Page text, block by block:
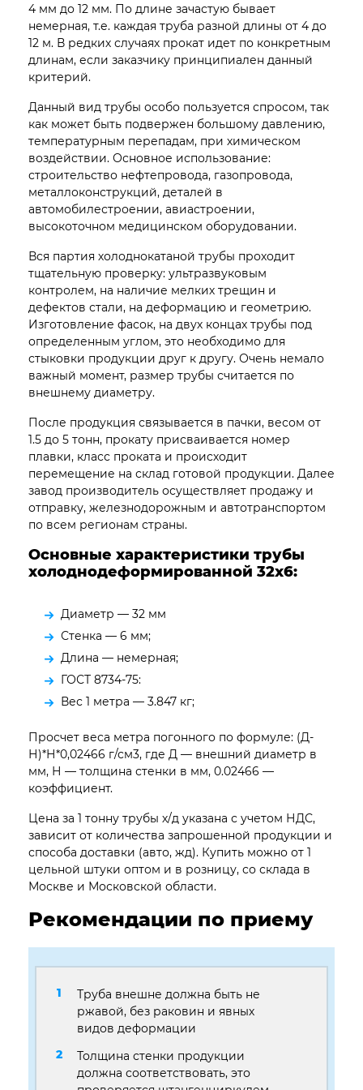
4 мм до 12 мм. По длине зачастую бывает
немерная, т.е. каждая труба разной длины от 4 до
12 м. В редких случаях прокат идет по конкретным
длинам, если заказчику принципиален данный
критерий.
Данный вид трубы особо пользуется спросом, так
как может быть подвержен большому давлению,
температурным перепадам, при химическом
воздействии. Основное использование:
строительство нефтепровода, газопровода,
металлоконструкций, деталей в
автомобилестроении, авиастроении,
высокоточном медицинском оборудовании.
Вся партия холоднокатаной трубы проходит
тщательную проверку: ультразвуковым
контролем, на наличие мелких трещин и
дефектов стали, на деформацию и геометрию.
Изготовление фасок, на двух концах трубы под
определенным углом, это необходимо для
стыковки продукции друг к другу. Очень немало
важный момент, размер трубы считается по
внешнему диаметру.
После продукция связывается в пачки, весом от
1.5 до 5 тонн, прокату присваивается номер
плавки, класс проката и происходит
перемещение на склад готовой продукции. Далее
завод производитель осуществляет продажу и
отправку, железнодорожным и автотранспортом
по всем регионам страны.
Основные характеристики трубы
холоднодеформированной 32х6:
Диаметр — 32 мм
Стенка — 6 мм;
Длина — немерная;
ГОСТ 8734-75:
Вес 1 метра — 3.847 кг;
Просчет веса метра погонного по формуле: (Д-
Н)*Н*0,02466 г/см3, где Д — внешний диаметр в
мм, Н — толщина стенки в мм, 0.02466 —
коэффициент.
Цена за 1 тонну трубы х/д указана с учетом НДС,
зависит от количества запрошенной продукции и
способа доставки (авто, жд). Купить можно от 1
цельной штуки оптом и в розницу, со склада в
Москве и Московской области.
Рекомендации по приему
Труба внешне должна быть не
ржавой, без раковин и явных
видов деформации
Толщина стенки продукции
должна соответствовать, это